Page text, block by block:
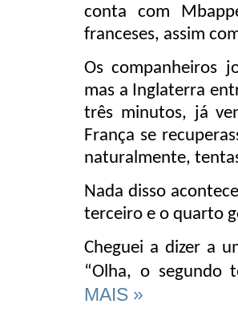
conta com
franceses, assim
Os companheiros
mas a Inglaterra
três minutos, já
França se
naturalmente,
Nada disso
terceiro e o quarto
Cheguei a dizer a
“Olha, o segundo
MAIS »